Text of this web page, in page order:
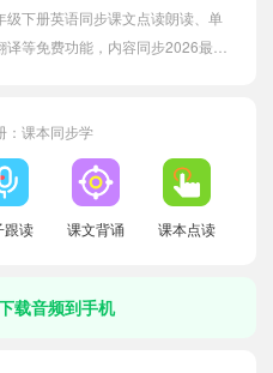
下册英语同步课文点读朗读、单
等免费功能，内容同步2026最新
：课本同步学
跟读 课文背诵 课本点读
载音频到手机